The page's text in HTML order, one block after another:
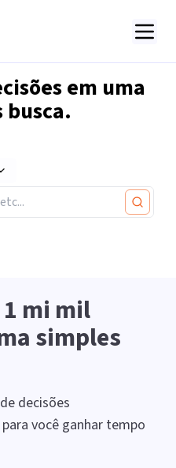
em uma
1 mi mil
simples
decisões
você ganhar tempo